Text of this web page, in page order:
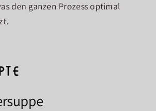
den ganzen Prozess optimal